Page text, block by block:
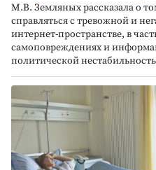
М.В. Земляных рассказала о
справляться с тревожной и
интернет-пространстве, в
самоповреждениях и
политической